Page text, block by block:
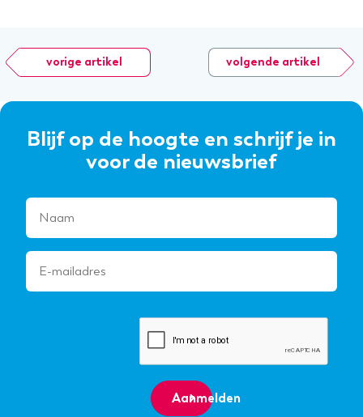
vorige artikel volgende artikel
Blijf op de hoogte en schrijf je in
voor de nieuwsbrief
Aanmelden